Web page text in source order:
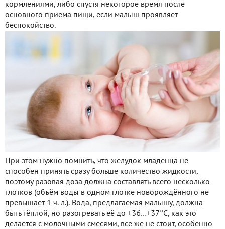
кормлениями, либо спустя некоторое время после
основного приёма пищи, если малыш проявляет
беспокойство.
При этом нужно помнить, что желудок младенца не
способен принять сразу больше количество жидкости,
поэтому разовая доза должна составлять всего несколько
глотков (объём воды в одном глотке новорождённого не
превышает 1 ч. л.). Вода, предлагаемая малышу, должна
быть тёплой, но разогревать её до +36…+37°С, как это
делается с молочными смесями, всё же не стоит, особенно